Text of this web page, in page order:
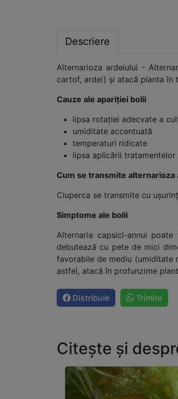
Descriere
Alternarioza ardeiului -
cartof, ardei) și atacă planta în
Cauze ale apariției bolii
lipsa rotației adecvate a
umiditate accentuată
temperaturi ridicate
lipsa aplicării
Cum se transmite alternarioza
Ciuperca se transmite cu
Simptome ale bolii
Alternaria capsici-annui
debutează cu pete de mici
favorabile de mediu (umiditate
astfel, atacă în profunzime
Distribuie Trimite
Citește și